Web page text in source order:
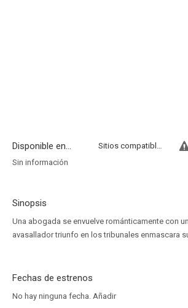
Disponible en...
Sitios compatibles
Sin información
Sinopsis
Una abogada se envuelve románticamente con
avasallador triunfo en los tribunales enmascara
Fechas de estrenos
No hay ninguna fecha. Añadir